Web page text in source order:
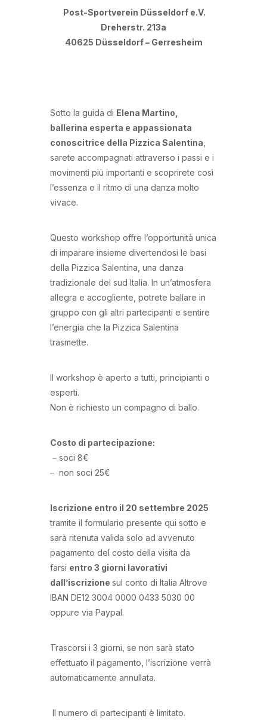
Post-Sportverein Düsseldorf e.V.
Dreherstr. 213a
40625 Düsseldorf – Gerresheim
Sotto la guida di Elena Martino,
ballerina esperta e appassionata
conoscitrice della Pizzica Salentina
sarete accompagnati attraverso i passi e i
movimenti più importanti e scoprirete così
l’essenza e il ritmo di una danza molto
vivace.
Questo workshop offre l’opportunità unica
di imparare insieme divertendosi le basi
della Pizzica Salentina, una danza
tradizionale del sud Italia. In un’atmosfera
allegra e accogliente, potrete ballare in
gruppo con gli altri partecipanti e sentire
l’energia che la Pizzica Salentina
trasmette.
Il workshop è aperto a tutti, principianti o
esperti.
Non è richiesto un compagno di ballo.
Costo di partecipazione:
– soci 8€
– non soci 25€
Iscrizione entro il 20 settembre 2025
tramite il formulario presente qui sotto e
sarà ritenuta valida solo ad avvenuto
pagamento del costo della visita da
farsi entro 3 giorni lavorativi
dall’iscrizione sul conto di Italia Altrove
IBAN DE12 3004 0000 0433 5030 00
oppure via Paypal.
Trascorsi i 3 giorni, se non sarà stato
effettuato il pagamento, l’iscrizione verrà
automaticamente annullata.
Il numero di partecipanti è limitato.